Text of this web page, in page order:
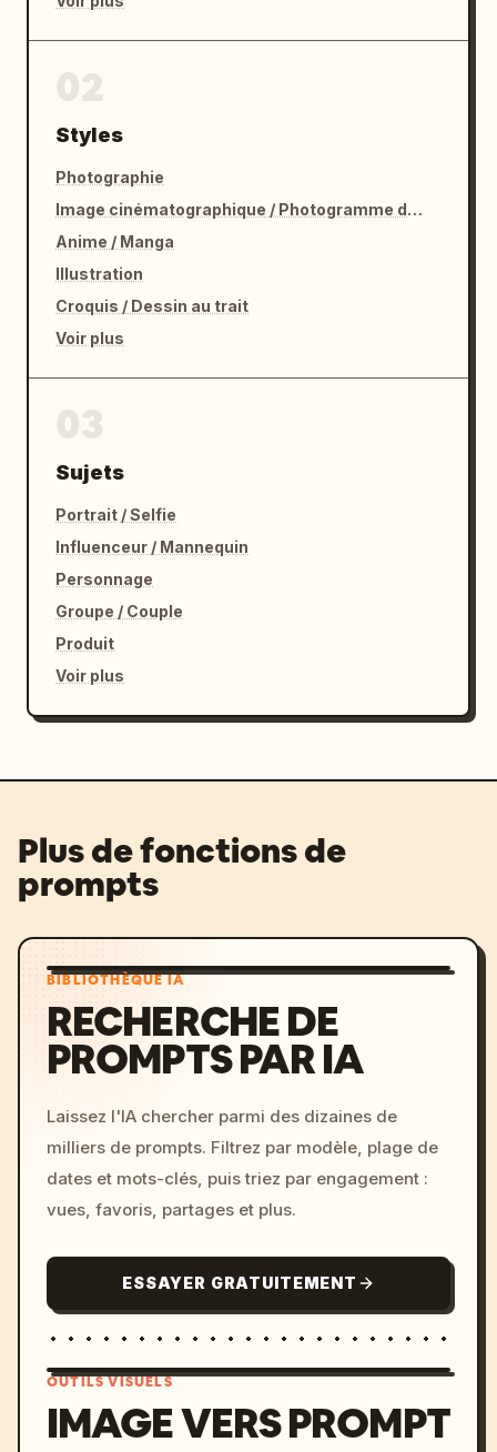
Styles
Photographie
Image cinématographique / Photogramme de film
Anime / Manga
Illustration
Croquis / Dessin au trait
Voir plus
Sujets
Portrait / Selfie
Influenceur / Mannequin
Personnage
Groupe / Couple
Produit
Voir plus
Plus de fonctions de
prompts
BIBLIOTHÈQUE IA
RECHERCHE DE
PROMPTS PAR IA
Laissez l'IA chercher parmi des dizaines de
milliers de prompts. Filtrez par modèle, plage de
dates et mots-clés, puis triez par engagement :
vues, favoris, partages et plus.
ESSAYER GRATUITEMENT
OUTILS VISUELS
IMAGE VERS PROMPT